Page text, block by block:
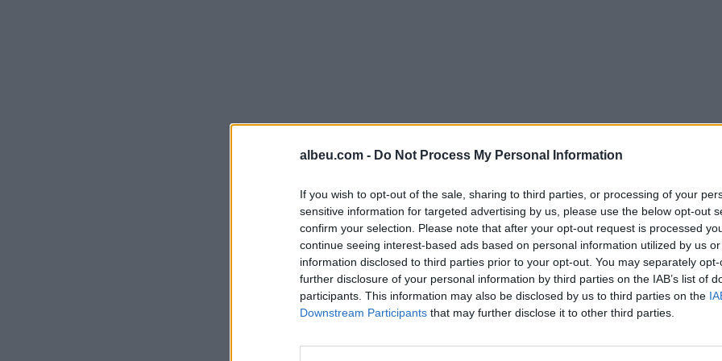
albeu.com - Do Not Process My Personal Information
If you wish to opt-out of the sale, sharing to third parties, or processing of your
sensitive information for targeted advertising by us, please use the below opt-out
confirm your selection. Please note that after your opt-out request is processed
continue seeing interest-based ads based on personal information utilized by us
information disclosed to third parties prior to your opt-out. You may separately
further disclosure of your personal information by third parties on the IAB’s list of
participants. This information may also be disclosed by us to third parties on the
Downstream Participants that may further disclose it to other third parties.